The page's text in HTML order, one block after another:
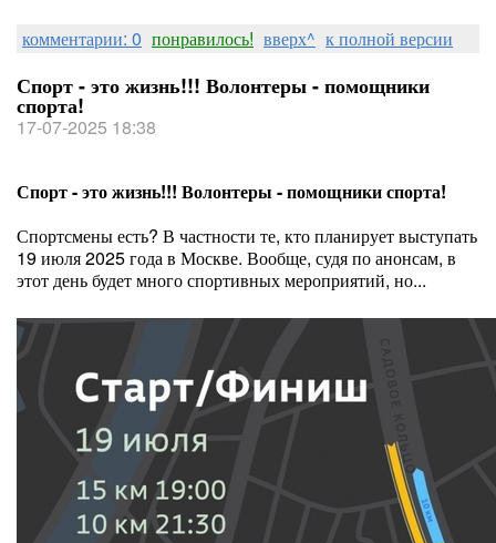
комментарии: 0 понравилось! вверх^ к полной версии
Спорт - это жизнь!!! Волонтеры - помощники
спорта!
17-07-2025 18:38
Спорт - это жизнь!!! Волонтеры - помощники спорта!
Спортсмены есть? В частности те, кто планирует выступать
19 июля 2025 года в Москве. Вообще, судя по анонсам, в
этот день будет много спортивных мероприятий, но...